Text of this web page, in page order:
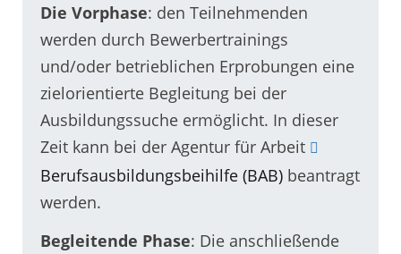
Die Vorphase: den Teilnehmenden
werden durch Bewerbertrainings
und/oder betrieblichen Erprobungen eine
zielorientierte Begleitung bei der
Ausbildungssuche ermöglicht. In dieser
Zeit kann bei der Agentur für Arbeit
Berufsausbildungsbeihilfe (BAB) beantragt
werden.
Begleitende Phase: Die anschließende